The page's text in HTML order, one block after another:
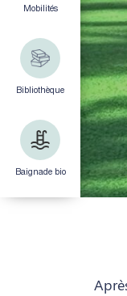
Mobilités
Bibliothèque
Baignade bio